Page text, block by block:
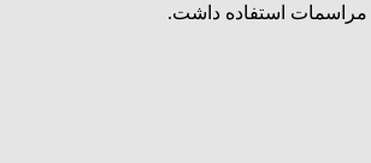
استفاده داشت.